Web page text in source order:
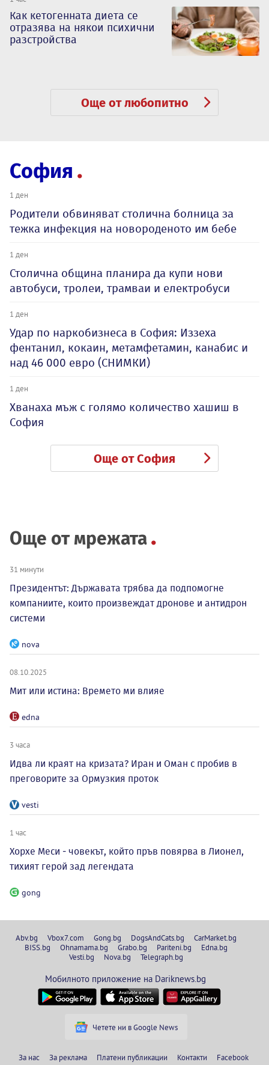
Как кетогенната диета се
отразява на някои психични
разстройства
Още от любопитно
София
1 ден
Родители обвиняват столична болница за
тежка инфекция на новороденото им бебе
1 ден
Столична община планира да купи нови
автобуси, тролеи, трамваи и електробуси
1 ден
Удар по наркобизнеса в София: Иззеха
фентанил, кокаин, метамфетамин, канабис и
над 46 000 евро (СНИМКИ)
1 ден
Хванаха мъж с голямо количество хашиш в
София
Още от София
Още от мрежата
31 минути
Президентът: Държавата трябва да подпомогне
компаниите, които произвеждат дронове и антидрон
системи
nova
08.10.2025
Мит или истина: Времето ми влияе
edna
3 часа
Идва ли краят на кризата? Иран и Оман с пробив в
преговорите за Ормузкия проток
vesti
1 час
Хорхе Меси - човекът, който пръв повярва в Лионел,
тихият герой зад легендата
gong
Abv.bg Vbox7.com Gong.bg DogsAndCats.bg
CarMarket.bg
BISS.bg
Ohnamama.bg Grabo.bg Pariteni.bg
Edna.bg
Vesti.bg
Nova.bg Telegraph.bg
Мобилното приложение на Dariknews.bg
Четете ни в Google News
За нас За реклама Платени публикации Контакти Facebook